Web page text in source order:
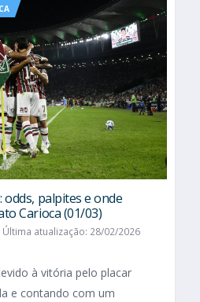
odds, palpites e onde
Carioca (01/03)
Última atualização: 28/02/2026
à vitória pelo placar
e contando com um